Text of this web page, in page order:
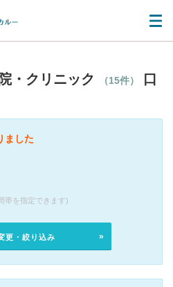
・クリニック （15件）
口
ました
帯を指定できます)
更・絞り込み